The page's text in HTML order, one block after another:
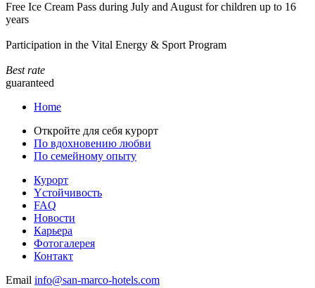
Free Ice Cream Pass during July and August for children up to 16
years
Participation in the Vital Energy & Sport Program
Best rate
guaranteed
Home
Откройте для себя курорт
По вдохновению любви
По семейному опыту
Курорт
Yстойчивость
FAQ
Новости
Карьера
Фотогалерея
Контакт
Email info@san-marco-hotels.com